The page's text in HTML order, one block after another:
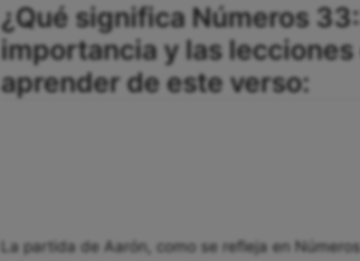
¿Qué significa Números
importancia y las
aprender de este verso:
La partida de Aarón, como se refleja en